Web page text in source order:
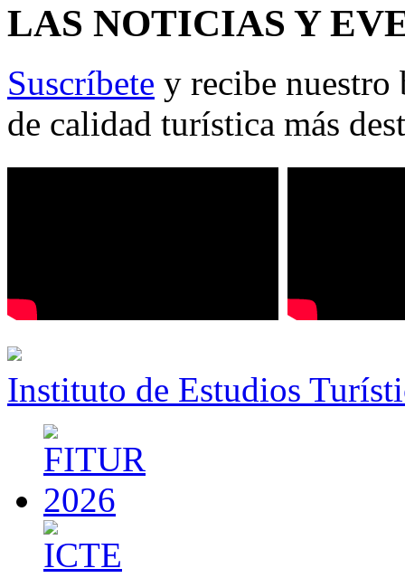
LAS NOTICIAS Y
Suscríbete y recibe nuestro
de calidad turística más
Instituto de Estudios